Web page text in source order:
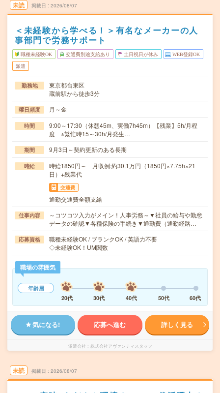
未読 掲載日 2026/08/07
＜未経験から学べる！＞有名なメーカーの人
事部門で労務サポート
職種未経験OK 交通費別途支給あり 土日祝日が休み WEB登録OK
派遣
勤務地
東京都台東区
蔵前駅から徒歩3分
曜日頻度 月～金
時間
9:00～17:30（休憩45m、実働7h45m）【残業】5h/月程
度 ※繁忙時15～30h/月発生…
期間 9月3日～契約更新のある長期
時給
時給1850円～ 月収例:約30.1万円（1850円×7.75h×21
日）+残業代
交通費
通勤交通費全額支給
仕事内容
～コツコツ入力がメイン！人事労務～▼社員の給与や勤怠
データの確認▼各種保険の手続き▼通勤費（通勤経路…
応募資格
職種未経験OK / ブランクOK / 英語力不要
◇未経験OK！UM関数
職場の雰囲気
年齢層
20代
30代 40代 50代 60代
気になる! 応募へ進む 詳しく見る
派遣会社 株式会社アヴァンティスタッフ
未読 掲載日 2026/08/07